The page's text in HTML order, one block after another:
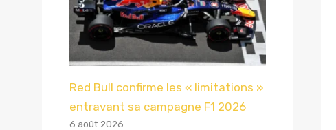
Red Bull confirme les « limitations »
entravant sa campagne F1 2026
6 août 2026